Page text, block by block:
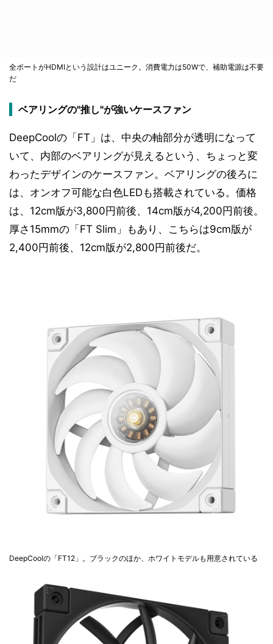
全ポートがHDMIという設計はユニーク。消費電力は50Wで、補助電源は不要
だ
ベアリングの"推し"が強いケースファン
DeepCoolの「FT」は、中央の軸部分が透明になって
いて、内部のベアリングが見えるという、ちょっと変
わったデザインのケースファン。ベアリングの後ろに
は、オンオフ可能な白色LEDも搭載されている。価格
は、12cm版が3,800円前後、14cm版が4,200円前後。
厚さ15mmの「FT Slim」もあり、こちらは9cm版が
2,400円前後、12cm版が2,800円前後だ。
DeepCoolの「FT12」。ブラックのほか、ホワイトモデルも用意されている